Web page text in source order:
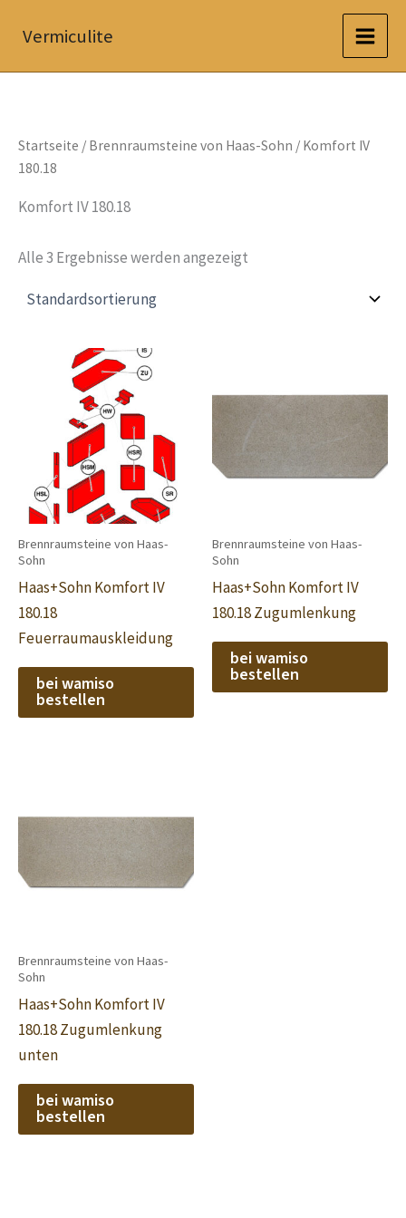
InhaltVermiculite
Startseite / Brennraumsteine von Haas-Sohn / Komfort IV
180.18
Komfort IV 180.18
Alle 3 Ergebnisse werden angezeigt
Brennraumsteine von Haas-
Sohn
Haas+Sohn Komfort IV
180.18
Feuerraumauskleidung
bei wamiso
bestellen
Brennraumsteine von Haas-
Sohn
Haas+Sohn Komfort IV
180.18 Zugumlenkung
bei wamiso
bestellen
Brennraumsteine von Haas-
Sohn
Haas+Sohn Komfort IV
180.18 Zugumlenkung
unten
bei wamiso
bestellen